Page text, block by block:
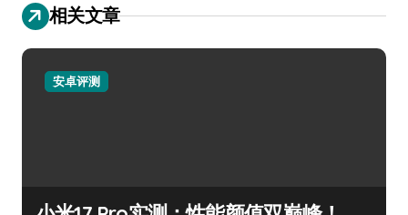
相关文章
安卓评测